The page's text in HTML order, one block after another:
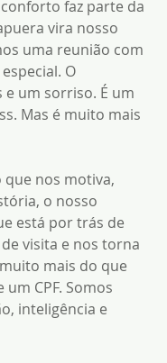
faz parte da
vira nosso
uma reunião com
O
e um sorriso. É um
Mas é muito mais
que nos motiva,
o nosso
está por trás de
visita e nos torna
mais do que
CPF. Somos
inteligência e